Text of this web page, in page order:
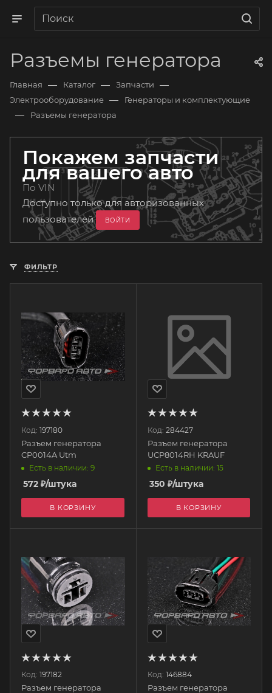
Разъемы генератора
Главная — Каталог — Запчасти —
Электрооборудование — Генераторы и комплектующие
— Разъемы генератора
Покажем запчасти
для вашего авто
По VIN
Доступно только для авторизованных
пользователей
ВОЙТИ
ФИЛЬТР
Код: 197180
Разъем генератора
CP0014A Utm
Есть в наличии: 9
572 ₽/штука
В КОРЗИНУ
Код: 284427
Разъем генератора
UCP8014RH KRAUF
Есть в наличии: 15
350 ₽/штука
В КОРЗИНУ
Код: 197182
Разъем генератора
Код: 146884
Разъем генератора